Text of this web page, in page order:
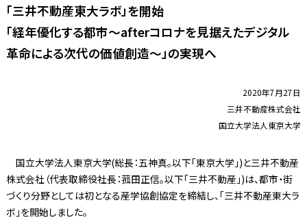
「三井不動産東大ラボ」を開始
「経年優化する都市～afterコロナを見据えたデジタル
革命による次代の価値創造～」の実現へ
2020年7月27日
三井不動産株式会社
国立大学法人東京大学
国立大学法人東京大学(総長：五神真。以下「東京大学」)と三井不動産
株式会社（代表取締役社長：菰田正信。以下「三井不動産」)は、都市・街
づくり分野としては初となる産学協創協定を締結し、「三井不動産東大ラ
ボ」を開始しました。